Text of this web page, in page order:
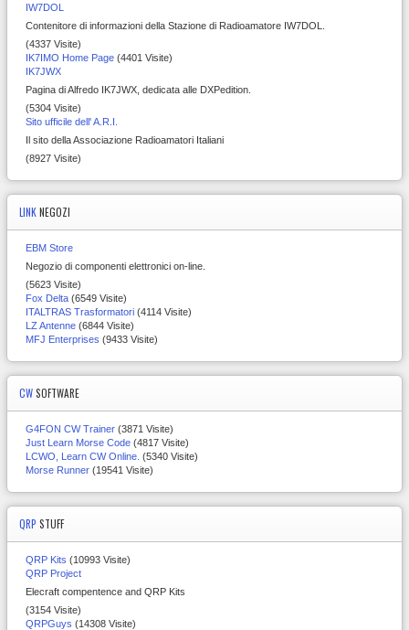
IW7DOL
Contenitore di informazioni della Stazione di Radioamatore IW7DOL.
(4337 Visite)
IK7IMO Home Page (4401 Visite)
IK7JWX
Pagina di Alfredo IK7JWX, dedicata alle DXPedition.
(5304 Visite)
Sito ufficile dell' A.R.I.
Il sito della Associazione Radioamatori Italiani
(8927 Visite)
LINK NEGOZI
EBM Store
Negozio di componenti elettronici on-line.
(5623 Visite)
Fox Delta (6549 Visite)
ITALTRAS Trasformatori (4114 Visite)
LZ Antenne (6844 Visite)
MFJ Enterprises (9433 Visite)
CWSOFTWARE
G4FON CW Trainer (3871 Visite)
Just Learn Morse Code (4817 Visite)
LCWO, Learn CW Online. (5340 Visite)
Morse Runner (19541 Visite)
QRP STUFF
QRP Kits (10993 Visite)
QRP Project
Elecraft compentence and QRP Kits
(3154 Visite)
QRPGuys (14308 Visite)